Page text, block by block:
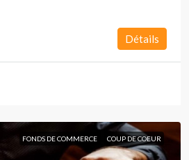
Détails
FONDS DE COMMERCE COUP DE COEUR